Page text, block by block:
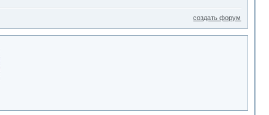
создать форум